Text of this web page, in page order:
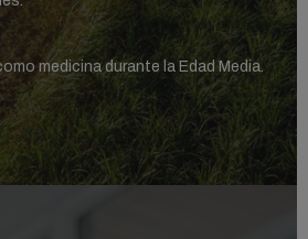
medicina durante la Edad Media.